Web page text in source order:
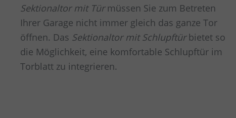
Sektionaltor mit Türmüssen Sie zum Betreten
Ihrer Garage nicht immer gleich das ganze Tor
öffnen. Das Sektionaltor mit Schlupftürbietet so
die Möglichkeit, eine komfortable Schlupftür im
Torblatt zu integrieren.